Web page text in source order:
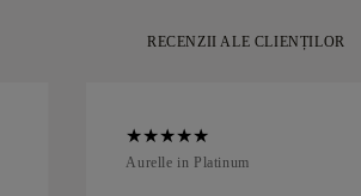
RECENZII ALE CLIENȚILOR
Aurelle in Platinum